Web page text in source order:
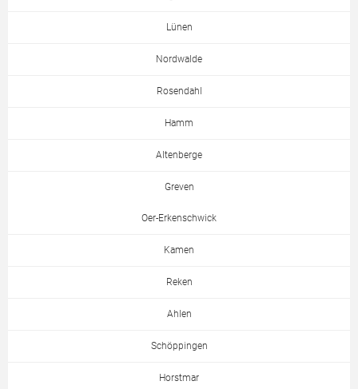
Lünen
Nordwalde
Rosendahl
Hamm
Altenberge
Greven
Oer-Erkenschwick
Kamen
Reken
Ahlen
Schöppingen
Horstmar